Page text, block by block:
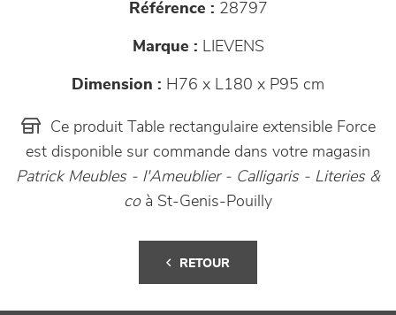
Référence : 28797
Marque : LIEVENS
Dimension : H76 x L180 x P95 cm
Ce produit Table rectangulaire extensible Force
est disponible sur commande dans votre magasin
Patrick Meubles - l'Ameublier - Calligaris - Literies &
coà St-Genis-Pouilly
RETOUR